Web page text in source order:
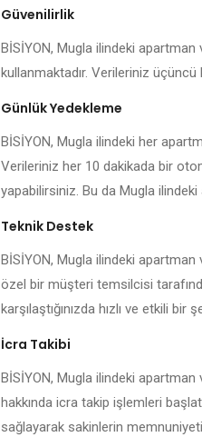
Güvenilirlik
BİSİYON, Mugla ilindeki
kullanmaktadır. Verileriniz
Günlük Yedekleme
BİSİYON, Mugla ilindeki her
Verileriniz her 10 dakikada bir
yapabilirsiniz. Bu da Mugla
Teknik Destek
BİSİYON, Mugla ilindeki
özel bir müşteri temsilcisi
karşılaştığınızda hızlı ve etkili
İcra Takibi
BİSİYON, Mugla ilindeki
hakkında icra takip işlemleri
sağlayarak sakinlerin